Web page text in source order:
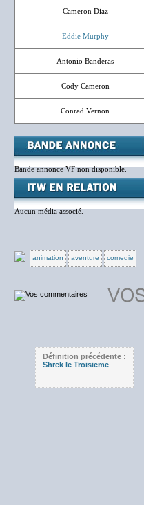
Cameron Diaz
Eddie Murphy
Antonio Banderas
Cody Cameron
Conrad Vernon
Bande annonce VF non disponible.
Aucun média associé.
animation aventure comedie
Définition précédente :
Shrek le Troisieme